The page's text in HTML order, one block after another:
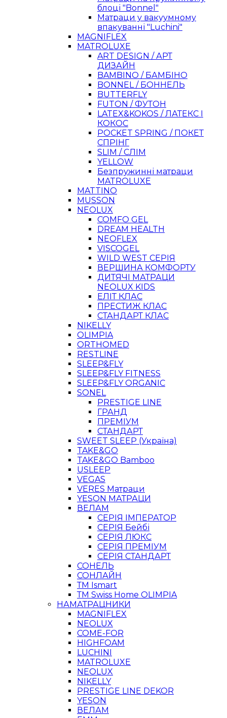
блоці "Bonnel"
Матраци у вакуумному
впакуванні "Luchini"
MAGNIFLEX
MATROLUXE
ART DESIGN / АРТ
ДИЗАЙН
BAMBINO / БАМБІНО
BONNEL / БОННЕЛЬ
BUTTERFLY
FUTON / ФУТОН
LATEX&KOKOS / ЛАТЕКС І
КОКОС
POCKET SPRING / ПОКЕТ
СПРІНГ
SLIM / СЛІМ
YELLOW
Безпружинні матраци
MATROLUXE
MATTINO
MUSSON
NEOLUX
COMFO GEL
DREAM HEALTH
NEOFLEX
VISCOGEL
WILD WEST СЕРІЯ
ВЕРШИНА КОМФОРТУ
ДИТЯЧІ МАТРАЦИ
NEOLUX KIDS
ЕЛІТ КЛАС
ПРЕСТИЖ КЛАС
СТАНДАРТ КЛАС
NIKELLY
OLIMPIA
ORTHOMED
RESTLINE
SLEEP&FLY
SLEEP&FLY FITNESS
SLEEP&FLY ORGANIC
SONEL
PRESTIGE LINE
ГРАНД
ПРЕМІУМ
СТАНДАРТ
SWEET SLEEP (Україна)
TAKE&GO
TAKE&GO Bamboo
USLEEP
VEGAS
VERES Матраци
YESON МАТРАЦИ
ВЕЛАМ
СЕРІЯ ІМПЕРАТОР
СЕРІЯ Бейбі
СЕРІЯ ЛЮКС
СЕРІЯ ПРЕМІУМ
СЕРІЯ СТАНДАРТ
СОНЕЛЬ
СОНЛАЙН
ТМ Ismart
ТМ Swiss Home OLIMPIA
НАМАТРАЦНИКИ
MAGNIFLEX
NEOLUX
COME-FOR
HIGHFOAM
LUCHINI
MATROLUXE
NEOLUX
NIKELLY
PRESTIGE LINE DEKOR
YESON
ВЕЛАМ